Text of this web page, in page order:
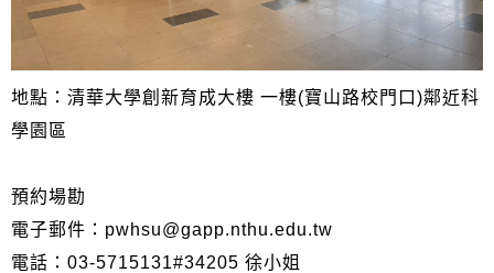
地點：清華大學創新育成大樓 一樓(寶山路校門口)鄰近科
學園區
預約場勘
電子郵件：pwhsu@gapp.nthu.edu.tw
電話：03-5715131#34205 徐小姐